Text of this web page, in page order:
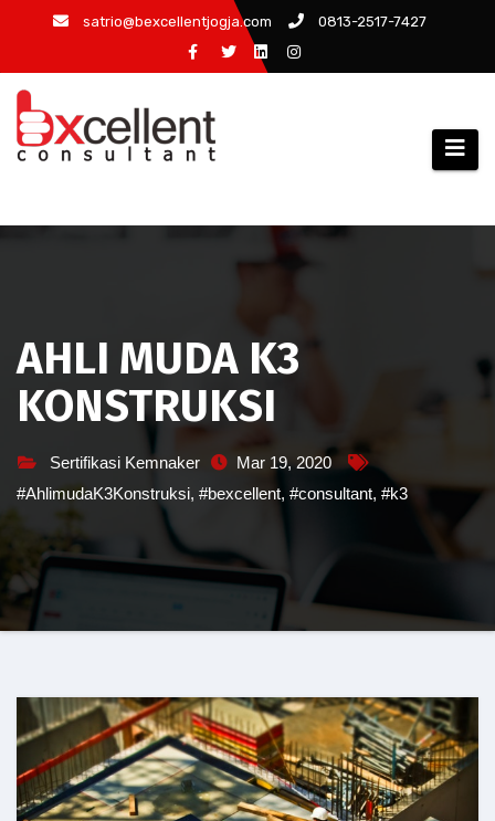
content
satrio@bexcellentjogja.com 0813-2517-7427
AHLI MUDA K3
KONSTRUKSI
Sertifikasi Kemnaker
Mar 19, 2020
#AhlimudaK3Konstruksi, #bexcellent, #consultant, #k3